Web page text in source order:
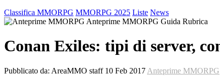
Classifica MMORPG MMORPG 2025 Liste News
Anteprime MMORPG Guida Rubrica
Conan Exiles: tipi di server,
Pubblicato da: AreaMMO staff 10 Feb 2017 Anteprime MMORPG